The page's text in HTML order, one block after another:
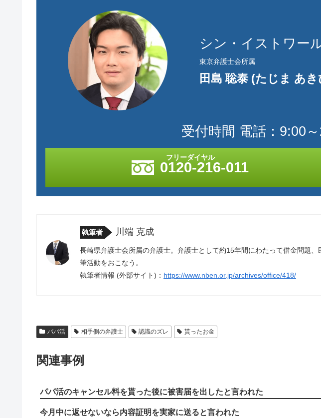
シン・イストワー
東京弁護士会所属
田島 聡泰 (たじま あ
受付時間 電話：9:00
0120-216-011
執筆者 川端 克成
長崎県弁護士会所属の弁護士。弁護士として約15年間にわたって借金問題
筆活動をおこなう。
執筆者情報 (外部サイト)： https://www.nben.or.jp/archives/office/418/
パパ活 相手側の弁護士 認識のズレ 貰ったお金
関連事例
パパ活のキャンセル料を貰った後に被害届を出したと言われた
今月中に返せないなら内容証明を実家に送ると言われた